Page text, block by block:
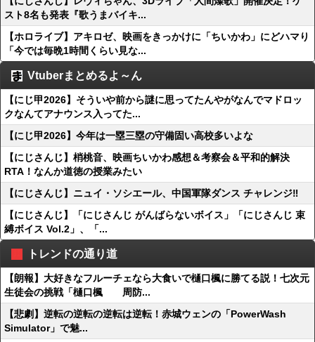
スト8名も発表『歌うまバイキ...
【ホロライブ】アキロゼ、映画をきっかけに「ちいかわ」にどハマり
「今では毎晩1時間くらい見な...
Vtuberまとめるよ～ん
【にじ甲2026】そういや前から謎に思ってたんやがなんでマドロッ
クなんてアナウンス入ってた...
【にじ甲2026】今年は一塁三塁の守備固い高校多いよな
【にじさんじ】梢桃音、映画ちいかわ感想＆考察会＆平和的解決
RTA！なんか道徳の授業みたい
【にじさんじ】ニュイ・ソシエール、中国軍隊ダンス チャレンジ‼️
【にじさんじ】「にじさんじ がんばらないボイス」「にじさんじ 束
縛ボイス Vol.2」、「...
トレンドの通り道
【朗報】大好きなフルーチェなら大食いで樋口楓に勝てる説！七次元
生徒会の挑戦「樋口楓 周防...
【悲劇】逆転の逆転の逆転は逆転！赤城ウェンの「PowerWash
Simulator」で魅...